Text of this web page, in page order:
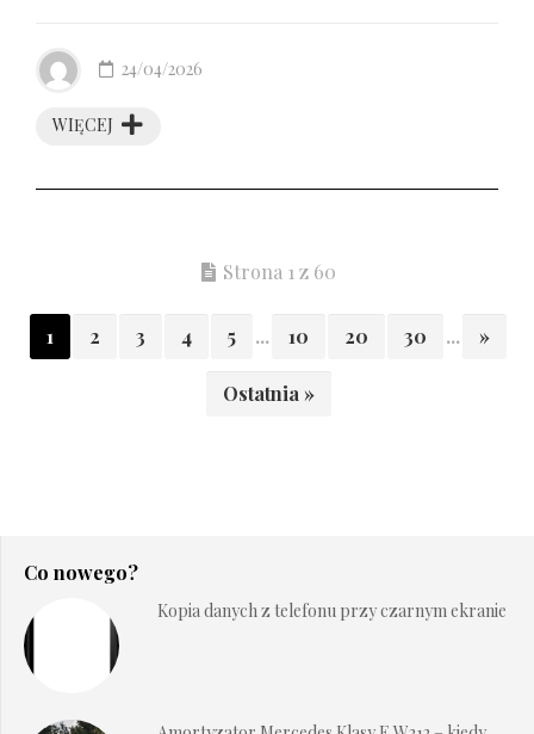
WIĘCEJ
24/04/2026
Strona 1 z 60
1 2 3 4 5 ... 10 20 30 ... »
Ostatnia »
Co nowego?
Kopia danych z telefonu przy czarnym ekranie